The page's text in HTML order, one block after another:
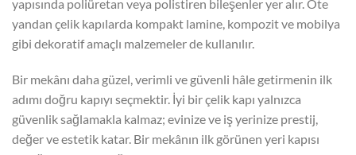
yapısında poliüretan veya polistiren bileşenler yer alır. Öte
yandan çelik kapılarda kompakt lamine, kompozit ve mobilya
gibi dekoratif amaçlı malzemeler de kullanılır.
Bir mekânı daha güzel, verimli ve güvenli hâle getirmenin ilk
adımı doğru kapıyı seçmektir. İyi bir çelik kapı yalnızca
güvenlik sağlamakla kalmaz; evinize ve iş yerinize prestij,
değer ve estetik katar. Bir mekânın ilk görünen yeri kapısı